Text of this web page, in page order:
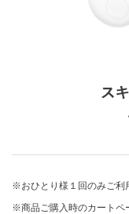
おひとり様１回のみご利
商品ご購入時のカートペ